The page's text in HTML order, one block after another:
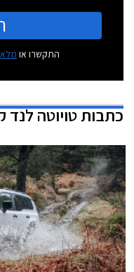
התקשרו או
כתבותטויוטה לנד